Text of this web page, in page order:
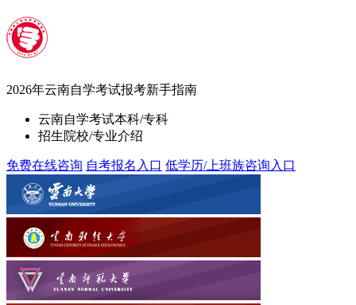
2026年云南自学考试报考新手指南
云南自学考试本科/专科
招生院校/专业介绍
免费在线咨询 自考报名入口 低学历/上班族咨询入口